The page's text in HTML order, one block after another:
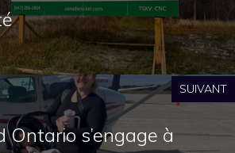
SUIVANT
Ontario s’engage à